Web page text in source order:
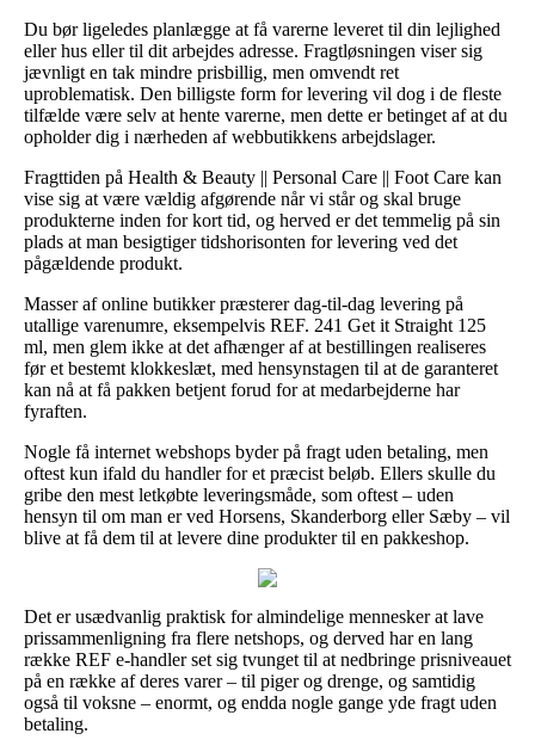
Du bør ligeledes planlægge at få varerne leveret til din lejlighed
eller hus eller til dit arbejdes adresse. Fragtløsningen viser sig
jævnligt en tak mindre prisbillig, men omvendt ret
uproblematisk. Den billigste form for levering vil dog i de fleste
tilfælde være selv at hente varerne, men dette er betinget af at du
opholder dig i nærheden af webbutikkens arbejdslager.
Fragttiden på Health & Beauty || Personal Care || Foot Care kan
vise sig at være vældig afgørende når vi står og skal bruge
produkterne inden for kort tid, og herved er det temmelig på sin
plads at man besigtiger tidshorisonten for levering ved det
pågældende produkt.
Masser af online butikker præsterer dag-til-dag levering på
utallige varenumre, eksempelvis REF. 241 Get it Straight 125
ml, men glem ikke at det afhænger af at bestillingen realiseres
før et bestemt klokkeslæt, med hensynstagen til at de garanteret
kan nå at få pakken betjent forud for at medarbejderne har
fyraften.
Nogle få internet webshops byder på fragt uden betaling, men
oftest kun ifald du handler for et præcist beløb. Ellers skulle du
gribe den mest letkøbte leveringsmåde, som oftest – uden
hensyn til om man er ved Horsens, Skanderborg eller Sæby – vil
blive at få dem til at levere dine produkter til en pakkeshop.
Det er usædvanlig praktisk for almindelige mennesker at lave
prissammenligning fra flere netshops, og derved har en lang
række REF e-handler set sig tvunget til at nedbringe prisniveauet
på en række af deres varer – til piger og drenge, og samtidig
også til voksne – enormt, og endda nogle gange yde fragt uden
betaling.